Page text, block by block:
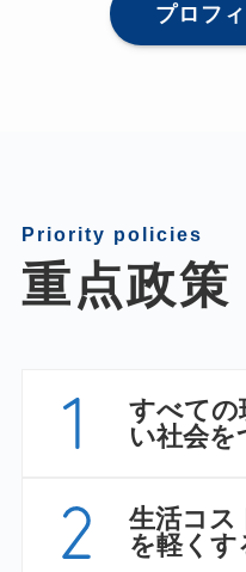
プロフ
Priority policies
重点政策
すべての
い社会を
生活コス
を軽くす